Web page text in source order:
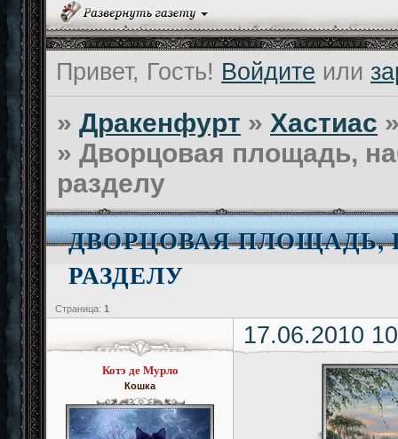
Привет, Гость! Войдите или
»Дракенфурт » Хастиас
»Дворцовая площадь,
разделу
ДВОРЦОВАЯ ПЛОЩАДЬ,
РАЗДЕЛУ
Страница: 1
17.06.2010
Котэ де Мурло
Кошка